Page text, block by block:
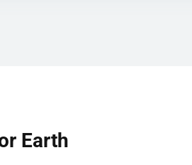
Earth